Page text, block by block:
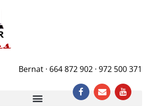
Bernat · 664 872 902 · 972 500 371